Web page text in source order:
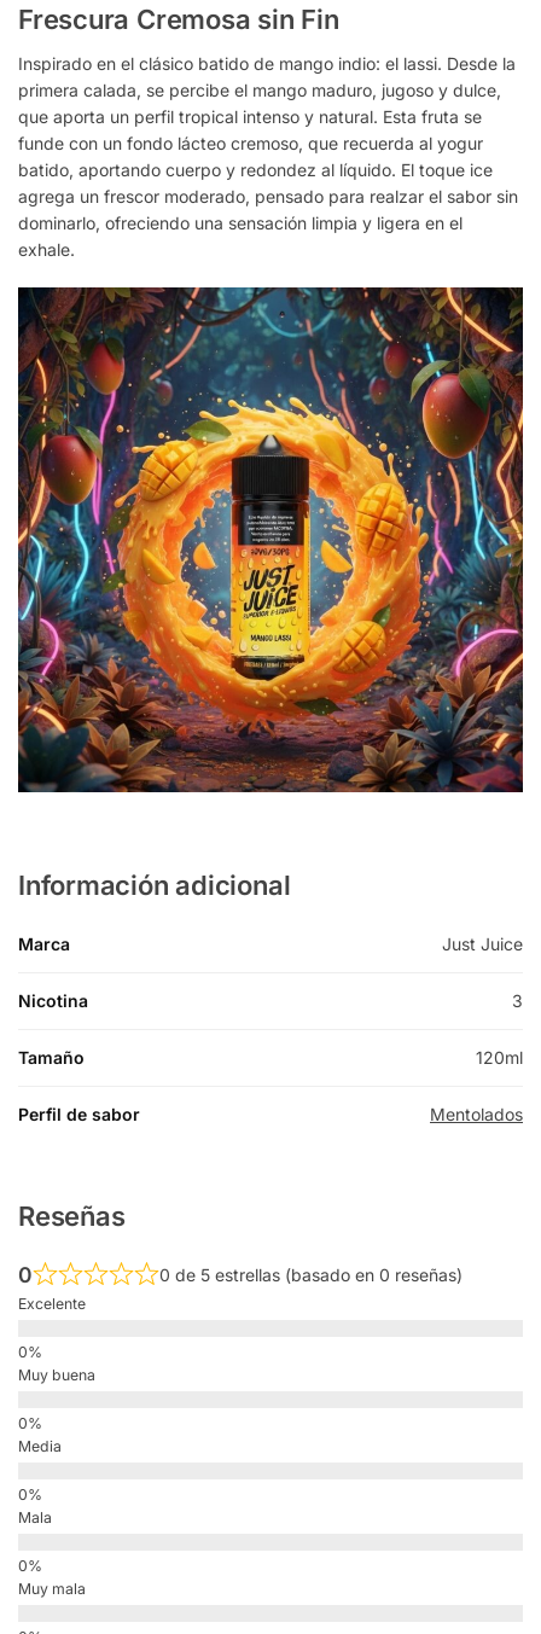
Frescura Cremosa sin Fin
Inspirado en el clásico batido de mango indio: el lassi. Desde la
primera calada, se percibe el mango maduro, jugoso y dulce,
que aporta un perfil tropical intenso y natural. Esta fruta se
funde con un fondo lácteo cremoso, que recuerda al yogur
batido, aportando cuerpo y redondez al líquido. El toque ice
agrega un frescor moderado, pensado para realzar el sabor sin
dominarlo, ofreciendo una sensación limpia y ligera en el
exhale.
Información adicional
Marca Just Juice
Nicotina 3
Tamaño 120ml
Perfil de sabor Mentolados
Reseñas
0 0 de 5 estrellas (basado en 0 reseñas)
Excelente
Muy buena
Media
Mala
Muy mala